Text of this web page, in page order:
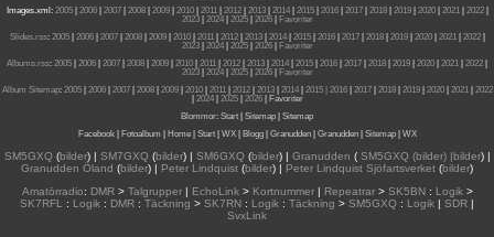
Images.xml: 2005| 2006| 2007| 2008| 2009| 2010| 2011| 2012| 2013| 2014| 2015| 2016| 2017| 2018| 2019| 2020| 2021| 2022|
2023| 2024| 2025| 2026|
Favoriter
Slides.rss: 2005| 2006| 2007| 2008| 2009| 2010| 2011| 2012| 2013| 2014| 2015| 2016| 2017| 2018| 2019| 2020| 2021| 2022|
2023| 2024| 2025| 2026|
Favoriter
Albums.rss: 2005 2006 2007 2008 2009 2010 2011 2012 2013 2014 2015 2016 2017 2018 2019 2020 2021 2022
2023| 2024| 2025| 2026|
Favoriter
Album Sitemap: 2005| 2006| 2007| 2008| 2009| 2010| 2011| 2012| 2013| 2014| 2015 | 2016| 2017| 2018| 2019| 2020| 2021| 2022
2024| 2025| 2026|
Favoriter
Blommor: Start Sitemap
Sitemap
Facebook| Fotoalbum Home| Start| WX| Blogg| Granudden| Granudden| Sitemap| WX
SM5GXQ(bilder) | SM7GXQ(bilder) | SM6GXQ(bilder) | Granudden (SM5GXQ (bilder) |bilder) |
Granudden Öland (bilder) | Peter Lindquist (bilder) | Peter Lindquist Sjöfartsverket (bilder)
Amatörradio: DMR> Talgrupper| EchoLink> Kortnummer| Repeatrar> SK5BN: Logik>
SK7RFL
: Logik : DMR : Täckning > SK7RN : Logik : Täckning > SM5GXQ : Logik | SDR |
SvxLink